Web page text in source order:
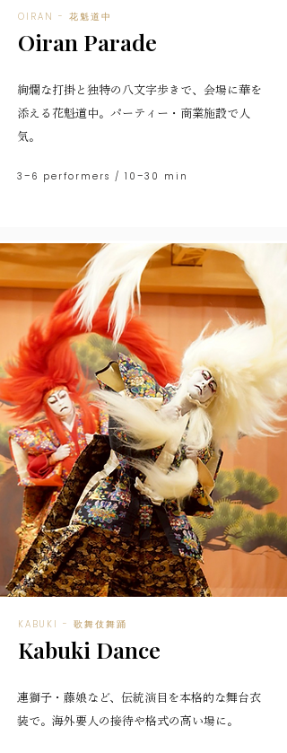
OIRAN - 花魁道中
Oiran Parade
絢爛な打掛と独特の八文字歩きで、会場に華を
添える花魁道中。パーティー・商業施設で人
気。
3–6 performers / 10–30 min
KABUKI - 歌舞伎舞踊
Kabuki Dance
連獅子・藤娘など、伝統演目を本格的な舞台衣
装で。海外要人の接待や格式の高い場に。